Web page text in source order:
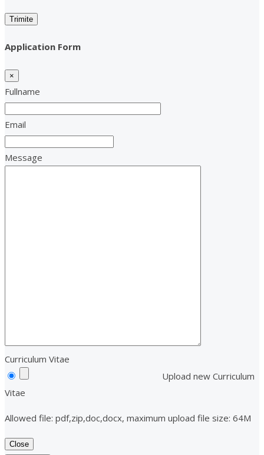
Application Form
×
Fullname
Email
Message
Curriculum Vitae
Upload new Curriculum
Vitae
Allowed file: pdf,zip,doc,docx, maximum upload file size: 64M
Close